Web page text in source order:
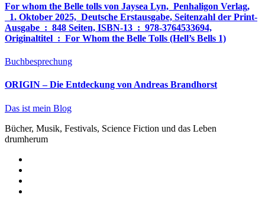
For whom the Belle tolls von Jaysea Lyn, ‎ Penhaligon Verlag,
‎ 1. Oktober 2025, ‎ Deutsche Erstausgabe, Seitenzahl der Print-
Ausgabe ‏ : ‎ 848 Seiten, ISBN-13 ‏ : ‎ 978-3764533694,
Originaltitel ‏ : ‎ For Whom the Belle Tolls (Hell’s Bells 1)
Buchbesprechung
ORIGIN – Die Entdeckung von Andreas Brandhorst
Das ist mein Blog
Bücher, Musik, Festivals, Science Fiction und das Leben
drumherum